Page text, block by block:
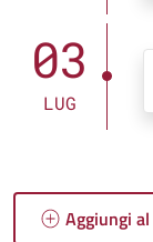
03
LUG
Aggiungi